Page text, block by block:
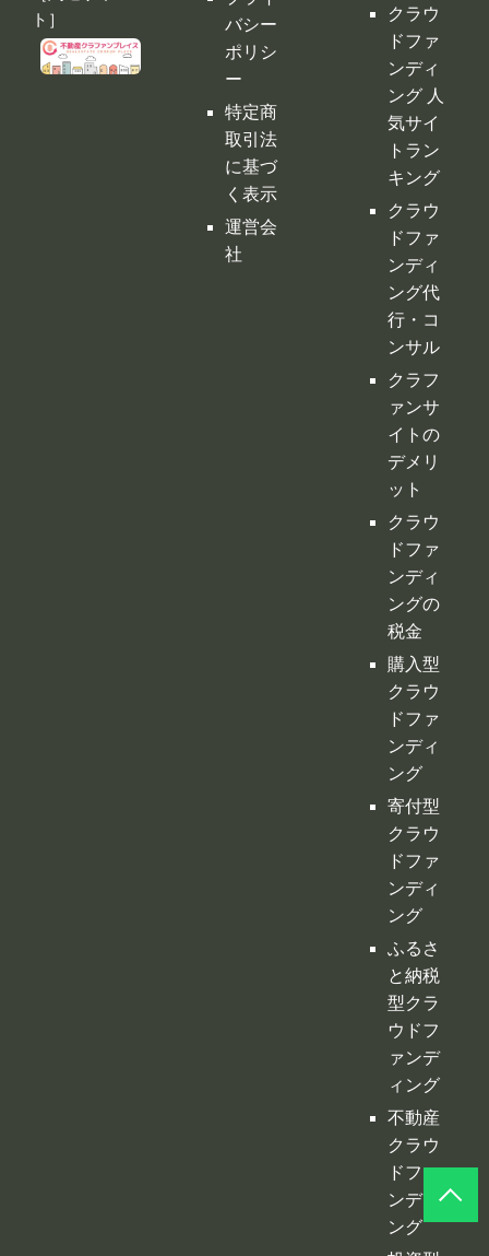
く表示
運営会
社
クラウ
ドファ
ンディ
ング代
行・コ
ンサル
クラフ
ァンサ
イトの
デメリ
ット
クラウ
ドファ
ンディ
ングの
税金
購入型
クラウ
ドファ
ンディ
ング
寄付型
クラウ
ドファ
ンディ
ング
ふるさ
と納税
型クラ
ウドフ
ァンデ
ィング
不動産
クラウ
ドファ
ンディ
ング
投資型
クラウ
ドファ
ンディ
ング